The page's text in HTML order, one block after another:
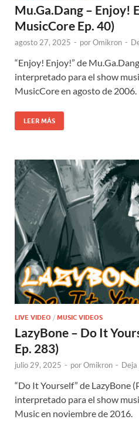
Mu.Ga.Dang – Enjoy!
MusicCore Ep. 40)
agosto 27, 2025 - porOmikron -
“Enjoy! Enjoy!” de
interpretado para el show
MusicCore en agosto de 2006.
LEER MÁS
LIVE VIDEO / MUSIC VIDEOS
LazyBone – Do It
Ep. 283)
julio 29, 2025 - porOmikron -
“Do It Yourself” de LazyBone
interpretado para el show
Music en noviembre de 2016.